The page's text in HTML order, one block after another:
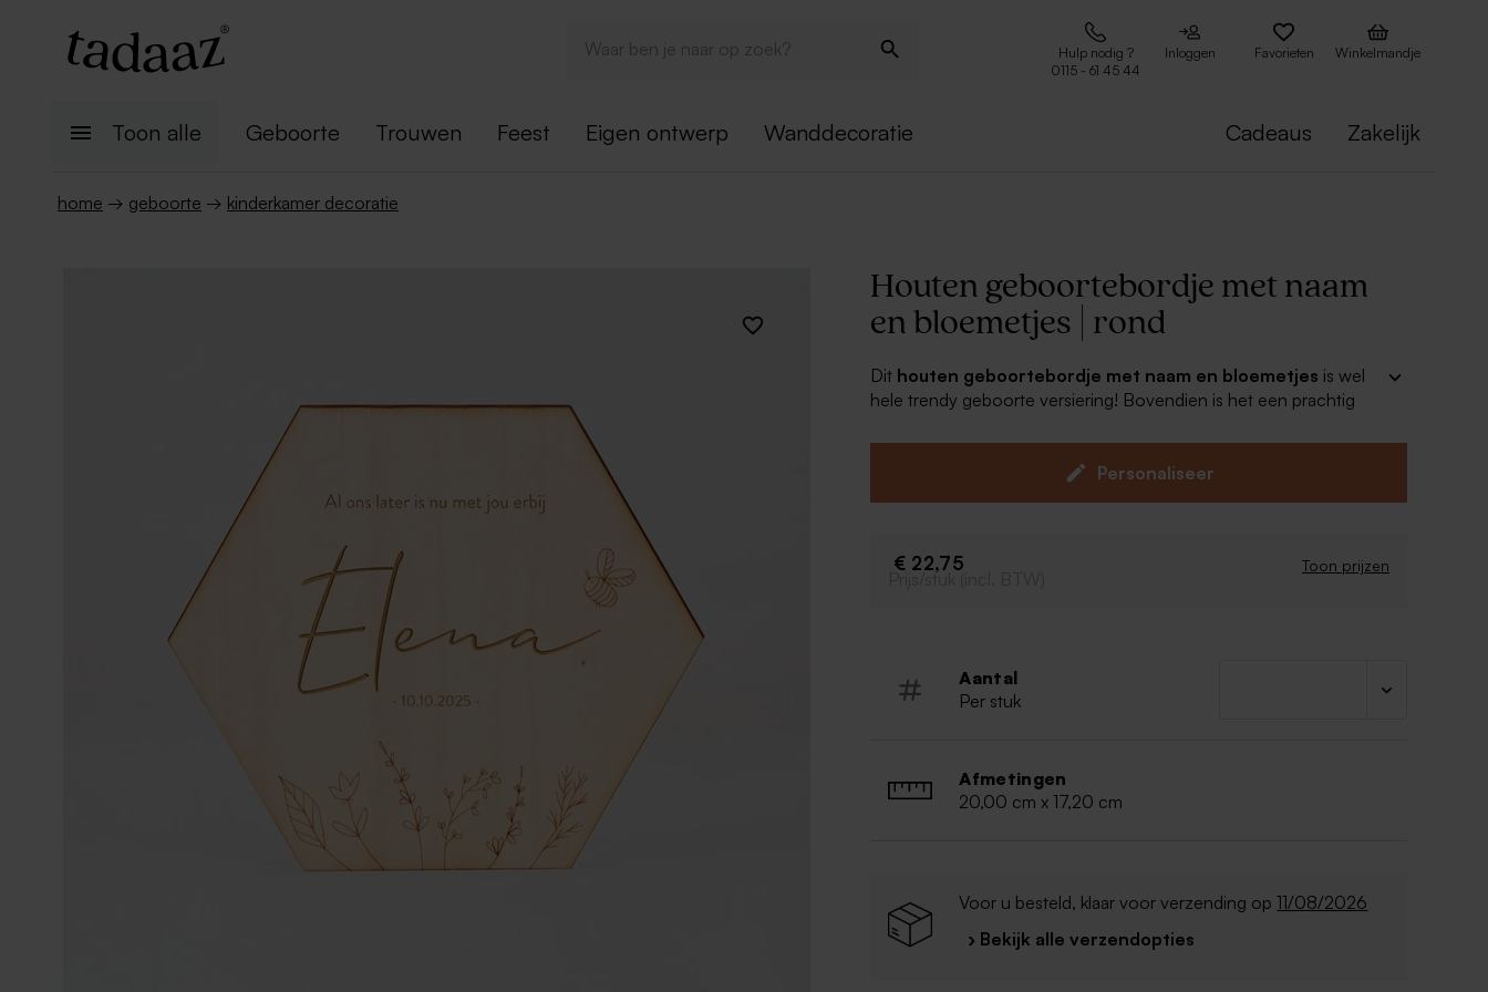
Hulp nodig ?
0115 - 61 45 44
Inloggen Favorieten Winkelmandje
Toon alle Geboorte Trouwen Feest Eigen ontwerp Wanddecoratie Cadeaus Zakelijk
home → geboorte → kinderkamer decoratie
Houten geboortebordje met naam
en bloemetjes | rond
Dit houten geboortebordje met naam en bloemetjes is wel
hele trendy geboorte versiering! Bovendien is het een prachtig
Personaliseer het geboortebordje met de naam van jullie kindje en
een leuke quote. De bloemetjes zijn een mooie touch aan dit
bijzondere aandenken!
20 cm breed
Personaliseer
€ 22,75 Toon prijzen
Prijs/stuk (incl. BTW)
Aantal
Per stuk
Afmetingen
20,00 cm x 17,20 cm
Voor u besteld, klaar voor verzending op11/08/2026
› Bekijk alle verzendopties